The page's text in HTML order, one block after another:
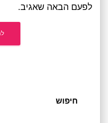
לפעם הבאה שאגיב.
חיפוש